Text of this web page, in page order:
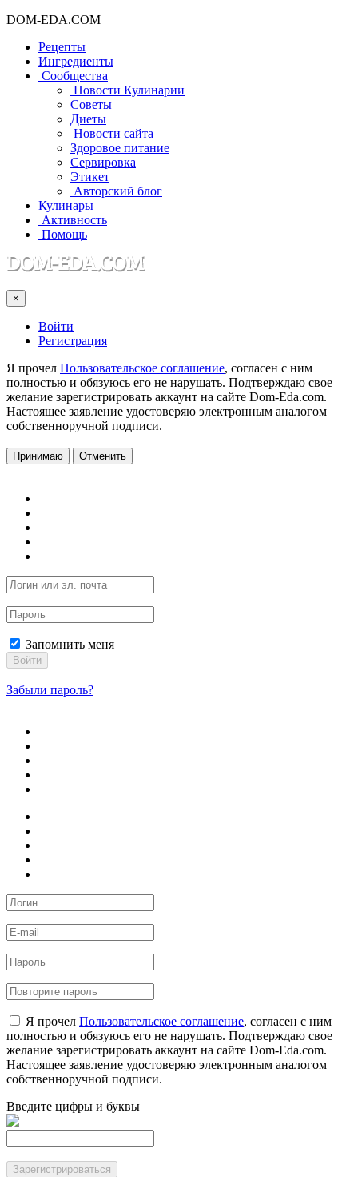
DOM-EDA.COM
Рецепты
Ингредиенты
Сообщества
Новости Кулинарии
Советы
Диеты
Новости сайта
Здоровое питание
Сервировка
Этикет
Авторский блог
Кулинары
Активность
Помощь
×
Войти
Регистрация
Я прочел Пользовательское соглашение, согласен с ним
полностью и обязуюсь его не нарушать. Подтверждаю свое
желание зарегистрировать аккаунт на сайте Dom-Eda.com.
Настоящее заявление удостоверяю электронным аналогом
собственноручной подписи.
Принимаю Отменить
Запомнить меня
Войти
Забыли пароль?
Я прочел Пользовательское соглашение, согласен с ним
полностью и обязуюсь его не нарушать. Подтверждаю свое
желание зарегистрировать аккаунт на сайте Dom-Eda.com.
Настоящее заявление удостоверяю электронным аналогом
собственноручной подписи.
Введите цифры и буквы
Зарегистрироваться